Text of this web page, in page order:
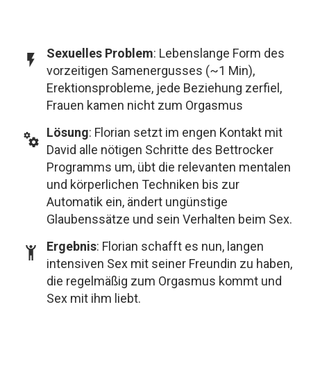
Sexuelles Problem: Lebenslange Form des
vorzeitigen Samenergusses (~1 Min),
Erektionsprobleme, jede Beziehung zerfiel,
Frauen kamen nicht zum Orgasmus
Lösung: Florian setzt im engen Kontakt mit
David alle nötigen Schritte des Bettrocker
Programms um, übt die relevanten mentalen
und körperlichen Techniken bis zur
Automatik ein, ändert ungünstige
Glaubenssätze und sein Verhalten beim Sex.
Ergebnis: Florian schafft es nun, langen
intensiven Sex mit seiner Freundin zu haben,
die regelmäßig zum Orgasmus kommt und
Sex mit ihm liebt.